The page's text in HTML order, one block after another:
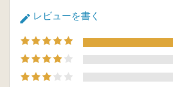
レビューを書く